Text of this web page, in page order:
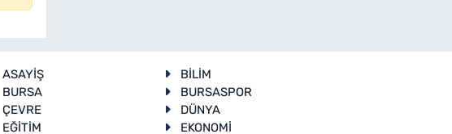
ASAYİŞ
BİLİM
BURSA
BURSASPOR
ÇEVRE
DÜNYA
EĞİTİM
EKONOMİ